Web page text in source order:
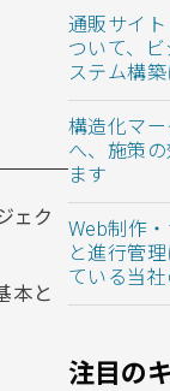
ェク
本と
通販サイ
ついて、
ステム構
構造化マ
へ、施策
ます
Web制作
と進行管
ている当
注目の